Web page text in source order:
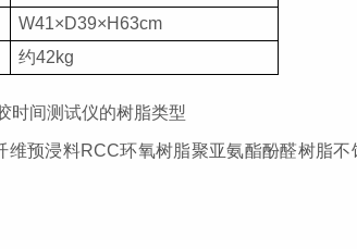
W41×D39×H63cm
约42kg
时间测试仪的树脂类型
维预浸料RCC环氧树脂聚亚氨酯酚醛树脂